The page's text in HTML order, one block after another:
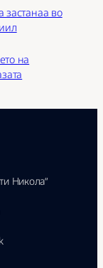
застанаа во
на
Никола“